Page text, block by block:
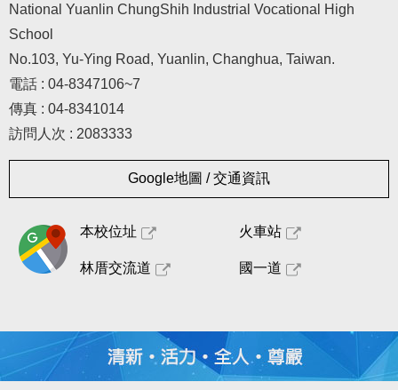
National Yuanlin ChungShih Industrial Vocational High
School
No.103, Yu-Ying Road, Yuanlin, Changhua, Taiwan.
電話 : 04-8347106~7
傳真 : 04-8341014
訪問人次 : 2083333
Google地圖 / 交通資訊
本校位址 火車站
林厝交流道 國一道